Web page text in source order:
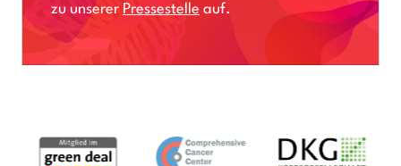
zu unserer Pressestelle auf.